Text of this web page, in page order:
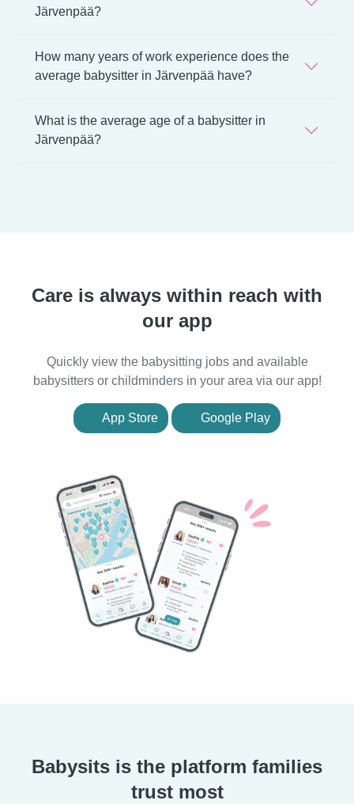
Järvenpää?
How many years of work experience does the
average babysitter in Järvenpää have?
What is the average age of a babysitter in
Järvenpää?
Care is always within reach with
our app
Quickly view the babysitting jobs and available
babysitters or childminders in your area via our app!
App Store Google Play
Babysits is the platform families
trust most